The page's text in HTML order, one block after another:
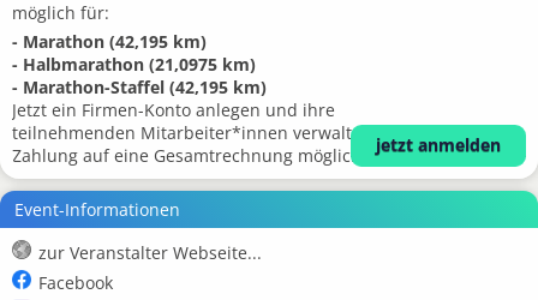
möglich für:
- Marathon (42,195 km)
- Halbmarathon (21,0975 km)
- Marathon-Staffel (42,195 km)
Jetzt ein Firmen-Konto anlegen und ihre
teilnehmenden Mitarbeiter*innen verwalten.
Zahlung auf eine Gesamtrechnung möglich.
jetzt anmelden
Event-Informationen
zur Veranstalter Webseite...
Facebook